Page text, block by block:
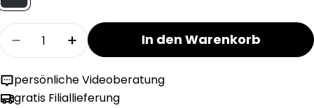
Menge
Menge für Schaffner SÄNTIS Lättlistuhl mit
Menge für Schaffner SÄNTIS
In den Warenkorb
persönliche Videoberatung
gratis Filiallieferung